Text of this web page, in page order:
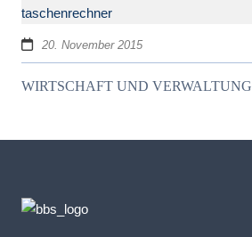
20. November 2015
WIRTSCHAFT UND VERWALTUNG